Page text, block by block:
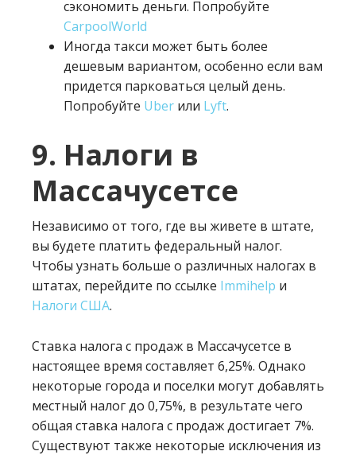
сэкономить деньги. Попробуйте
CarpoolWorld
Иногда такси может быть более
дешевым вариантом, особенно если вам
придется парковаться целый день.
Попробуйте Uber или Lyft.
9. Налоги в
Массачусетсе
Независимо от того, где вы живете в штате,
вы будете платить федеральный налог.
Чтобы узнать больше о различных налогах в
штатах, перейдите по ссылке Immihelp и
Налоги США.
Ставка налога с продаж в Массачусетсе в
настоящее время составляет 6,25%. Однако
некоторые города и поселки могут добавлять
местный налог до 0,75%, в результате чего
общая ставка налога с продаж достигает 7%.
Существуют также некоторые исключения из